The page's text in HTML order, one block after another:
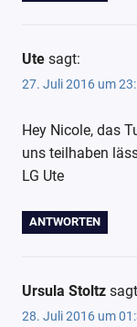
Ute sagt:
27. Juli 2016 um
Hey Nicole, das
uns teilhaben
LG Ute
ANTWORTEN
Ursula Stoltz
28. Juli 2016 um